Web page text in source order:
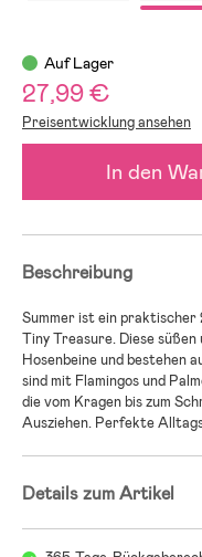
Auf Lager
27,99 €
Preisentwicklung ansehen
In den
Beschreibung
Summer ist ein
Tiny Treasure. Diese
Hosenbeine und bestehen
sind mit Flamingos und
die vom Kragen bis zum
Ausziehen. Perfekte
Details zum Artikel